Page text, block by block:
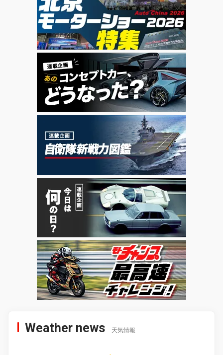
Weather news 天気情報